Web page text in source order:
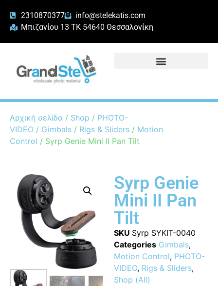
2310870377
info@stelekatis.com
Μπιζανίου 13 ΤΚ 54640 Θεσσαλονίκη
Αρχική σελίδα / Shop / PHOTO-
VIDEO / Gimbals / Rigs & Sliders / Motion
Control / Syrp Genie Mini II Pan Tilt
Syrp Genie
Mini II Pan
Tilt
SKU Syrp SYKIT-0040
Categories Gimbals,
Motion Control, PHOTO-
VIDEO, Rigs & Sliders,
Shop (All)